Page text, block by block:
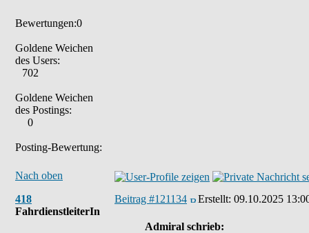
Bewertungen:0
Goldene Weichen
des Users:
702
Goldene Weichen
des Postings:
0
Posting-Bewertung:
Nach oben
418
FahrdienstleiterIn
Beitrag #121134 Erstellt: 09.10.2025
Admiral schrieb: